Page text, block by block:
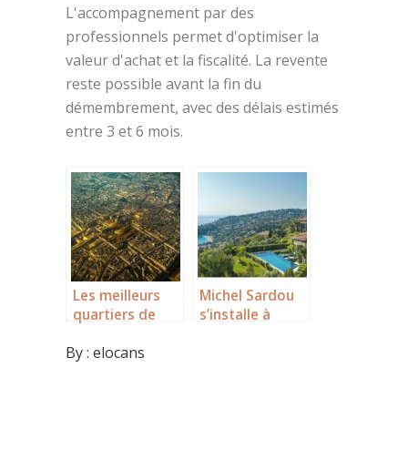
L'accompagnement par des
professionnels permet d'optimiser la
valeur d'achat et la fiscalité. La revente
reste possible avant la fin du
démembrement, avec des délais estimés
entre 3 et 6 mois.
Les meilleurs
quartiers de
vivre :
Michel Sardou
s’installe à
By :elocans